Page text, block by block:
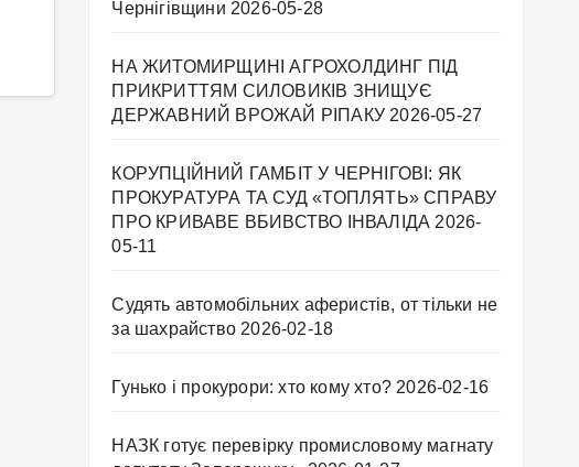
Чернігівщини 2026-05-28
НА ЖИТОМИРЩИНІ АГРОХОЛДИНГ ПІД
ПРИКРИТТЯМ СИЛОВИКІВ ЗНИЩУЄ
ДЕРЖАВНИЙ ВРОЖАЙ РІПАКУ ​ 2026-05-27
КОРУПЦІЙНИЙ ГАМБІТ У ЧЕРНІГОВІ: ЯК
ПРОКУРАТУРА ТА СУД «ТОПЛЯТЬ» СПРАВУ
ПРО КРИВАВЕ ВБИВСТВО ІНВАЛІДА 2026-
05-11
Судять автомобільних аферистів, от тільки не
за шахрайство 2026-02-18
Гунько і прокурори: хто кому хто? 2026-02-16
НАЗК готує перевірку промисловому магнату